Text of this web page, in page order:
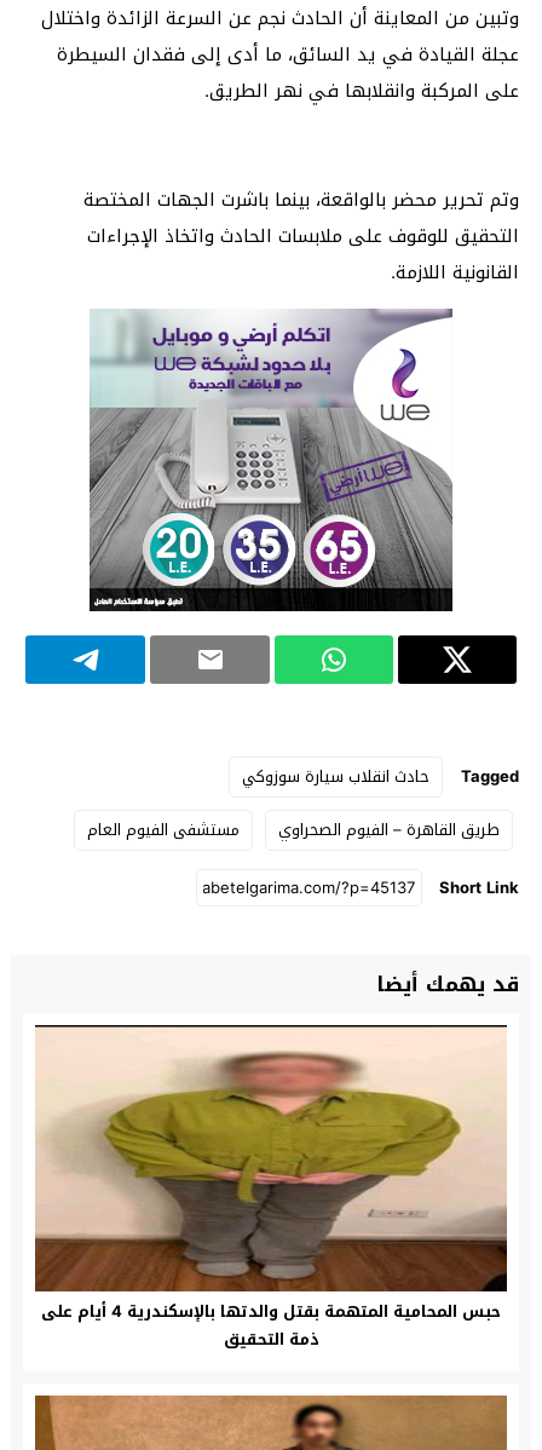
وتبين من المعاينة أن الحادث نجم عن السرعة الزائدة واختلال
عجلة القيادة في يد السائق، ما أدى إلى فقدان السيطرة
على المركبة وانقلابها في نهر الطريق.
وتم تحرير محضر بالواقعة، بينما باشرت الجهات المختصة
التحقيق للوقوف على ملابسات الحادث واتخاذ الإجراءات
القانونية اللازمة.
Tagged
حادث انقلاب سيارة سوزوكي
طريق القاهرة – الفيوم الصحراوي
مستشفى الفيوم العام
Short Link
قد يهمك أيضا
حبس المحامية المتهمة بقتل والدتها بالإسكندرية 4 أيام على
ذمة التحقيق